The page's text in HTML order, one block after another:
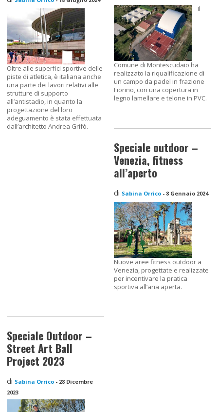
Oltre alle superfici sportive delle
piste di atletica, è italiana anche
una parte dei lavori relativi alle
strutture di supporto
all’antistadio, in quanto la
progettazione del loro
adeguamento è stata effettuata
dall’architetto Andrea Grifò.
Il
Comune di Montescudaio ha
realizzato la riqualificazione di
un campo da padel in frazione
Fiorino, con una copertura in
legno lamellare e telone in PVC.
Speciale outdoor –
Venezia, fitness
all’aperto
di Sabina Orrico - 8 Gennaio 2024
Nuove aree fitness outdoor a
Venezia, progettate e realizzate
per incentivare la pratica
sportiva all’aria aperta.
Speciale Outdoor –
Street Art Ball
Project 2023
di Sabina Orrico - 28 Dicembre
2023